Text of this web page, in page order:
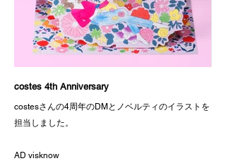
costes 4th Anniversary
costesさんの4周年のDMとノベルティのイラストを
担当しました。
AD visknow